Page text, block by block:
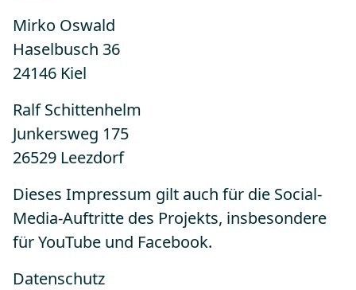
Mirko Oswald
Haselbusch 36
24146 Kiel
Ralf Schittenhelm
Junkersweg 175
26529 Leezdorf
Dieses Impressum gilt auch für die Social-
Media-Auftritte des Projekts, insbesondere
für YouTube und Facebook.
Datenschutz